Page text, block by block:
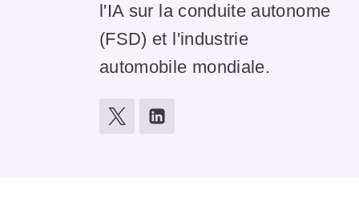
l'IA sur la conduite autonome
(FSD) et l'industrie
automobile mondiale.